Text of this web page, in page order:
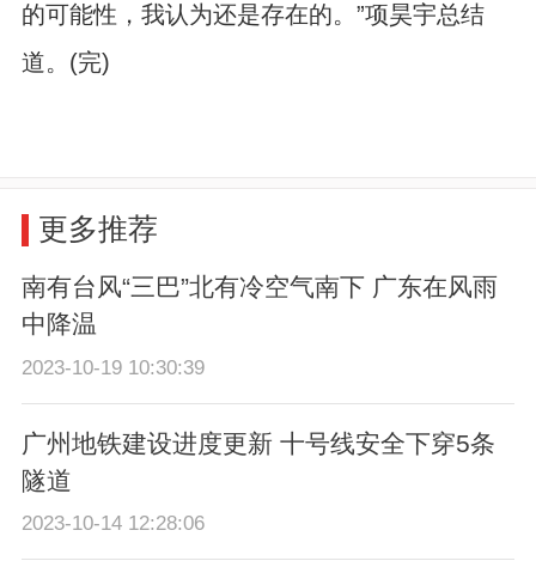
的可能性，我认为还是存在的。”项昊宇总结
道。(完)
更多推荐
南有台风“三巴”北有冷空气南下 广东在风雨
中降温
2023-10-19 10:30:39
广州地铁建设进度更新 十号线安全下穿5条
隧道
2023-10-14 12:28:06